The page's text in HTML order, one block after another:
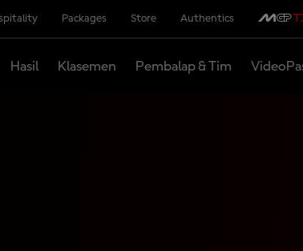
Packages Store Authentics
Hasil Klasemen Pembalap & Tim